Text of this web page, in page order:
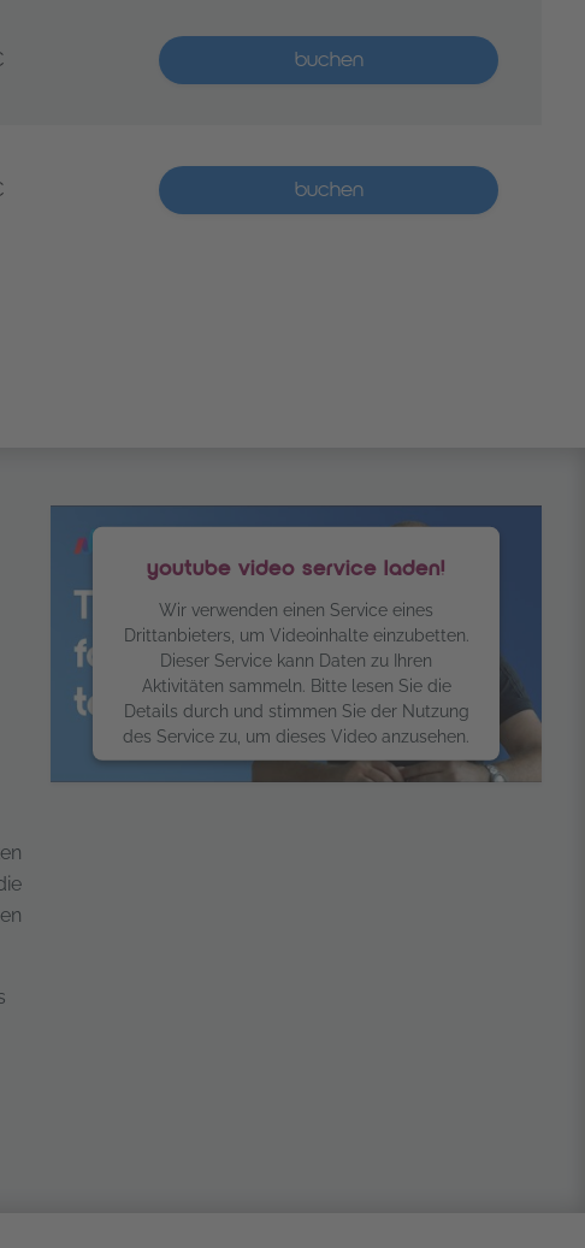
Mehr als 5 Plätze verfügbar
buchen
Mehr als 5 Plätze verfügbar
buchen
youtube video service laden!
Wir verwenden einen Service eines
Drittanbieters, um Videoinhalte einzubetten.
Dieser Service kann Daten zu Ihren
Aktivitäten sammeln. Bitte lesen Sie die
Details durch und stimmen Sie der Nutzung
des Service zu, um dieses Video anzusehen.